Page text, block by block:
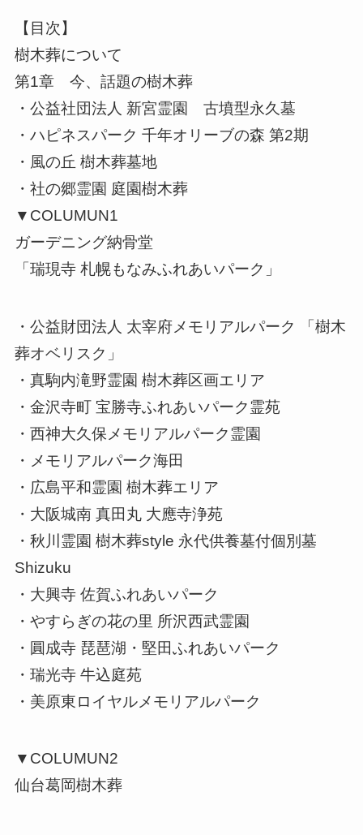
【目次】
樹木葬について
第1章 今、話題の樹木葬
・公益社団法人 新宮霊園 古墳型永久墓
・ハピネスパーク 千年オリーブの森 第2期
・風の丘 樹木葬墓地
・社の郷霊園 庭園樹木葬
▼COLUMUN1
ガーデニング納骨堂
「瑞現寺 札幌もなみふれあいパーク」
・公益財団法人 太宰府メモリアルパーク 「樹木
葬オベリスク」
・真駒内滝野霊園 樹木葬区画エリア
・金沢寺町 宝勝寺ふれあいパーク霊苑
・西神大久保メモリアルパーク霊園
・メモリアルパーク海田
・広島平和霊園 樹木葬エリア
・大阪城南 真田丸 大應寺浄苑
・秋川霊園 樹木葬style 永代供養墓付個別墓
Shizuku
・大興寺 佐賀ふれあいパーク
・やすらぎの花の里 所沢西武霊園
・圓成寺 琵琶湖・堅田ふれあいパーク
・瑞光寺 牛込庭苑
・美原東ロイヤルメモリアルパーク
▼COLUMUN2
仙台葛岡樹木葬